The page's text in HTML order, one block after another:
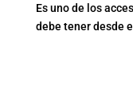
Es uno de los
debe tener desde